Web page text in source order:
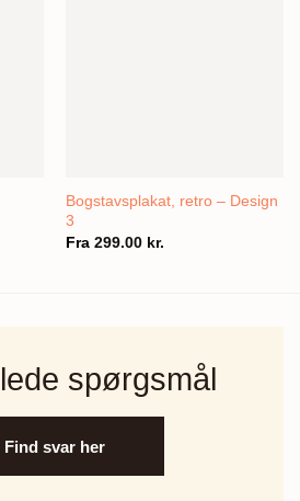
Bogstavsplakat, retro – Design
3
Fra 299.00 kr.
spørgsmål
Find svar her